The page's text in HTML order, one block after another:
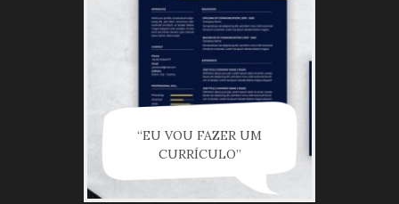
“EU VOU FAZER UM
CURRÍCULO”